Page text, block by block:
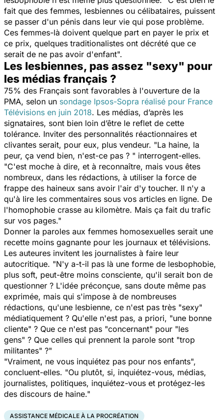
fait que des femmes, lesbiennes ou célibataires, puissent
se passer d'un pénis dans leur vie qui pose problème.
Ces femmes-là doivent quelque part en payer le prix et
ce prix, quelques traditionalistes ont décrété que ce
serait de ne pas avoir d'enfant".
Les lesbiennes, pas assez "sexy" pour
les médias français ?
75% des Français sont favorables à l'ouverture de la
PMA, selon un sondage Ipsos-Sopra réalisé pour France
Télévisions en juin 2018. Les médias, d’après les
signataires, sont bien loin d’être le reflet de cette
tolérance. Inviter des personnalités réactionnaires et
clivantes serait, pour eux, plus vendeur. "La haine, la
peur, ça vend bien, n'est-ce pas ? " interrogent-elles.
"C'est moche à dire, et à reconnaître, mais vous êtes
nombreux, dans les rédactions, à utiliser la force de
frappe des haineux sans avoir l'air d'y toucher. Il n'y a
qu'à lire les commentaires sous vos articles en ligne. De
l'homophobie crasse au kilomètre. Mais ça fait du trafic
sur vos pages."
Donner la paroles aux femmes homosexuelles serait une
recette moins gagnante pour les journaux et télévisions.
Les auteures invitent les journalistes à faire leur
autocritique. "N'y a-t-il pas là une forme de lesbophobie,
plus soft, peut-être moins consciente, qu'il serait bon de
questionner ? L'idée préconçue, sans doute même pas
exprimée, mais qui s'impose à de nombreuses
rédactions, qu'une lesbienne, ce n'est pas très "sexy"
médiatiquement ? Qu'elle n'est pas, a priori, "une bonne
cliente" ? Que ce n'est pas "concernant" pour "les
gens" ? Que celles qui prennent la parole sont "trop
militantes" ?"
"Vraiment, ne vous inquiétez pas pour nos enfants",
concluent-elles. "Ou plutôt, si, inquiétez-vous, médias,
journalistes, politiques, inquiétez-vous et protégez-les
des discours de haine."
ASSISTANCE MÉDICALE À LA PROCRÉATION